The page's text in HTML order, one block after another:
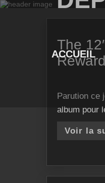
Skip
ACCUEIL
The
Parution ce
album pour
Voir la